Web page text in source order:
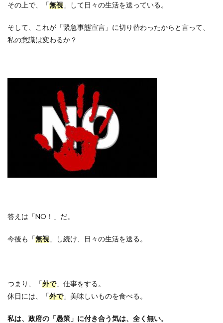
その上で、「無視 」して日々の生活を送っている。
そして、これが「緊急事態宣言」に切り替わったからと言って、
私の意識は変わるか？
答えは「NO ！」だ。
今後も「無視 」し続け、日々の生活を送る。
つまり、「外で」仕事をする。
休日には、「外で」美味しいものを食べる。
私は、政府の「愚策」に付き合う気は、全く無い。